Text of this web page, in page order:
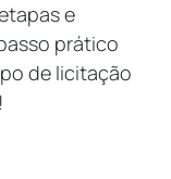
e
prático
de licitação